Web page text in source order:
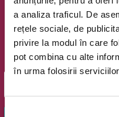
a analiza traficul. De
rețele sociale, de
privire la modul în care
pot combina cu alte
în urma folosirii
Oferte exclusive si o
Email